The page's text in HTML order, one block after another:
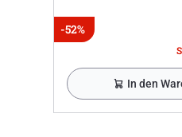
-52%
In den